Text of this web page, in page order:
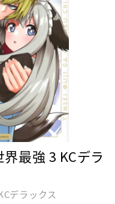
最強 3 KCデラ
デラックス